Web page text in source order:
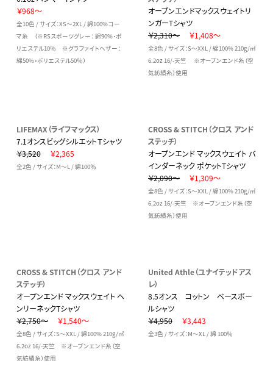
￥968～
全10色 / サイズ：XS～2XL / 綿100%コー
マ糸 （※RSスポーツグレー： 綿90%・ポ
リエステル10％ ※グラファイトヘザー：
綿50%・ポリエステル50％）
オープンエンドマックスウェイトリ
ンガーTシャツ
￥2,310～
￥1,408～
全8色 / サイズ：S～XXL / 綿100% 210g/㎡
6.2oz 16/-天竺 ※オープンエンド糸（空
気紡績糸）使用
LIFEMAX（ライフマックス）
7.1オンスビッグシルエットＴシャツ
￥3,520
￥2,365
全2色 / サイズ：M～L / 綿100％
CROSS & STITCH（クロス アンド
ステッチ）
オープンエンド マックスウェイト バ
インダーネック ポケットTシャツ
￥2,090～
￥1,309～
全8色 / サイズ：S～XXL / 綿100% 210g/㎡
6.2oz 16/-天竺 ※オープンエンド糸（空
気紡績糸）使用
CROSS & STITCH（クロス アンド
ステッチ）
オープンエンド マックスウェイト ヘ
ンリーネックTシャツ
￥2,750～
￥1,540～
全8色 / サイズ：S～XXL / 綿100% 210g/㎡
6.2oz 16/-天竺 ※オープンエンド糸（空
気紡績糸）使用
United Athle（ユナイテッドアス
レ）
8.5オンス コットン ベースボー
ルシャツ
￥4,950
￥3,443
全3色 / サイズ：M～XL / 綿 100％